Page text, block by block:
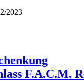
2023
F.A.C.M.